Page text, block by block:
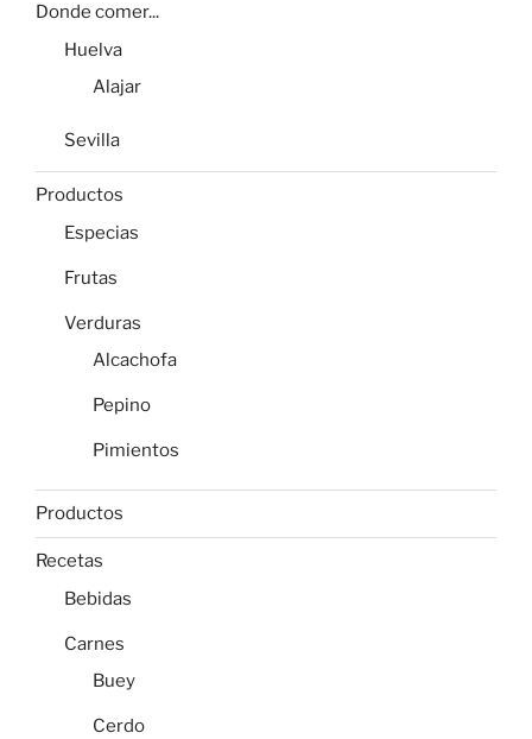
Donde comer...
Huelva
Alajar
Sevilla
Productos
Especias
Frutas
Verduras
Alcachofa
Pepino
Pimientos
Productos
Recetas
Bebidas
Carnes
Buey
Cerdo